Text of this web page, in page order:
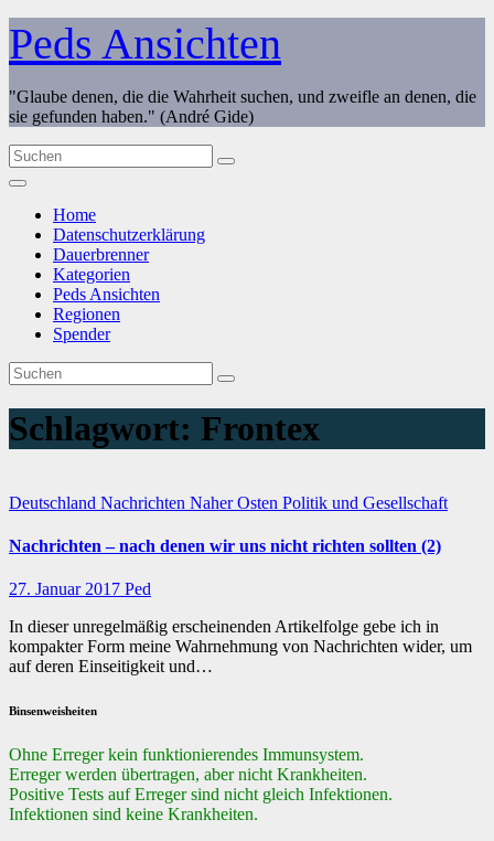
Zum
Inhalt
springen
Peds Ansichten
"Glaube denen, die die Wahrheit suchen, und zweifle an denen, die
sie gefunden haben." (André Gide)
Home
Datenschutzerklärung
Dauerbrenner
Kategorien
Peds Ansichten
Regionen
Spender
Schlagwort: Frontex
Deutschland Nachrichten Naher Osten Politik und Gesellschaft
Nachrichten – nach denen wir uns nicht richten sollten (2)
27. Januar 2017 Ped
In dieser unregelmäßig erscheinenden Artikelfolge gebe ich in
kompakter Form meine Wahrnehmung von Nachrichten wider, um
auf deren Einseitigkeit und…
Binsenweisheiten
Ohne Erreger kein funktionierendes Immunsystem.
Erreger werden übertragen, aber nicht Krankheiten.
Positive Tests auf Erreger sind nicht gleich Infektionen.
Infektionen sind keine Krankheiten.